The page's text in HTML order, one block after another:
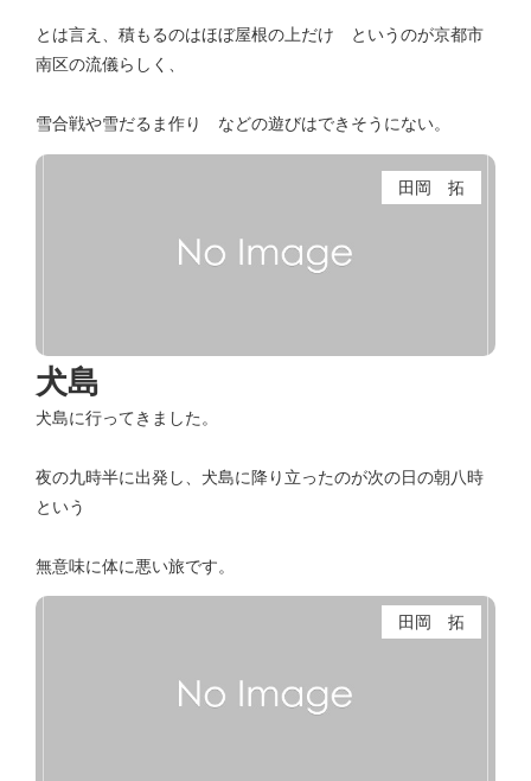
とは言え、積もるのはほぼ屋根の上だけ というのが京都市
南区の流儀らしく、
雪合戦や雪だるま作り などの遊びはできそうにない。
田岡 拓
犬島
犬島に行ってきました。
夜の九時半に出発し、犬島に降り立ったのが次の日の朝八時
という
無意味に体に悪い旅です。
田岡 拓